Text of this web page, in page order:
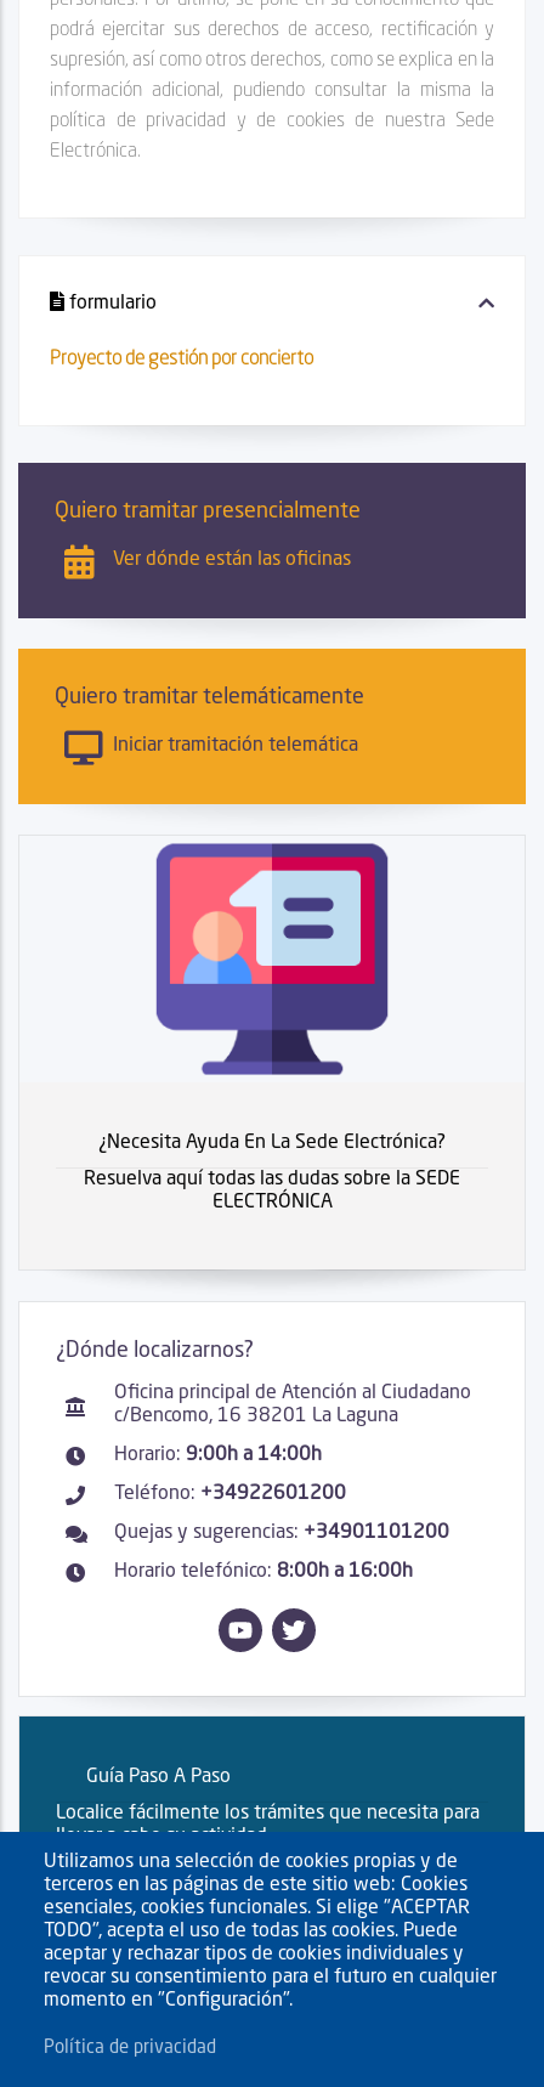
podrá ejercitar sus derechos de acceso, rectificación y
supresión, así como otros derechos, como se explica en la
información adicional, pudiendo consultar la misma la
política de privacidad y de cookies de nuestra Sede
Electrónica.
formulario
Proyecto de gestión por concierto
Quiero tramitar presencialmente
Ver dónde están las oficinas
Quiero tramitar telemáticamente
Iniciar tramitación telemática
¿Necesita Ayuda En La Sede Electrónica?
Resuelva aquí todas las dudas sobre la SEDE
ELECTRÓNICA
¿Dónde localizarnos?
Oficina principal de Atención al Ciudadano
c/Bencomo, 16 38201 La Laguna
Horario: 9:00h a 14:00h
Teléfono: +34922601200
Quejas y sugerencias: +34901101200
Horario telefónico: 8:00h a 16:00h
Guía Paso A Paso
Localice fácilmente los trámites que necesita para
llevar a cabo su actividad.
Utilizamos una selección de cookies propias y de
terceros en las páginas de este sitio web: Cookies
esenciales, cookies funcionales. Si elige "ACEPTAR
TODO", acepta el uso de todas las cookies. Puede
aceptar y rechazar tipos de cookies individuales y
revocar su consentimiento para el futuro en cualquier
momento en "Configuración".
Política de privacidad